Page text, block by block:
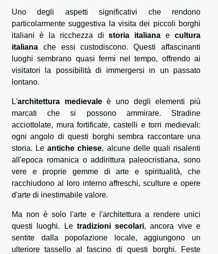
Uno degli aspetti significativi che rendono
particolarmente suggestiva la visita dei piccoli borghi
italiani è la ricchezza distoria italiana e cultura
italiana che essi custodiscono. Questi affascinanti
luoghi sembrano quasi fermi nel tempo, offrendo ai
visitatori la possibilità di immergersi in un passato
lontano.
L'architettura medievaleè uno degli elementi più
marcati che si possono ammirare. Stradine
acciottolate, mura fortificate, castelli e torri medievali:
ogni angolo di questi borghi sembra raccontare una
storia. Leantiche chiese, alcune delle quali risalenti
all'epoca romanica o addirittura paleocristiana, sono
vere e proprie gemme di arte e spiritualità, che
racchiudono al loro interno affreschi, sculture e opere
d'arte di inestimabile valore.
Ma non è solo l'arte e l'architettura a rendere unici
questi luoghi. Le tradizioni secolari, ancora vive e
sentite dalla popolazione locale, aggiungono un
ulteriore tassello al fascino di questi borghi. Feste